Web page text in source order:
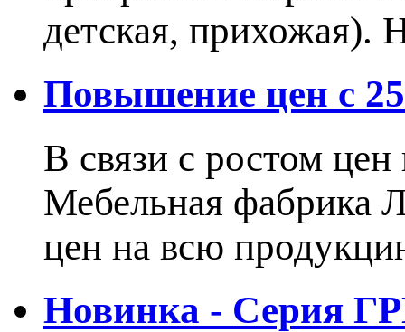
детская, прихожая).
Повышение цен с
В связи с ростом
Мебельная
цен на всю
Новинка - Серия